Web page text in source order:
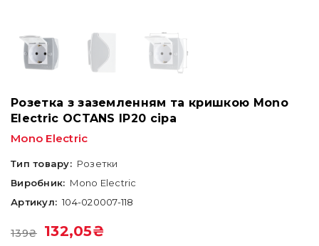
Розетка з заземленням та кришкою Mono
Electric OCTANS IP20 сіра
Mono Electric
Тип товару: Розетки
Виробник: Mono Electric
Артикул: 104-020007-118
139₴ 132,05₴